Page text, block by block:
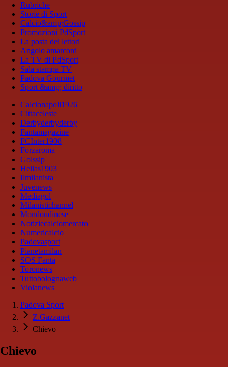
Rubriche
Storie di Sport
Calcio&amp;Gossip
Promozioni PdSport
La posta dei lettori
Angolo amarcord
La TV di PdSport
Sala stampa TV
Padova Gourmet
Sport &amp; diritto
Calcionapoli1926
Cittaceleste
Derbyderbyderby
Fantamagazine
FCInter1908
Forzaroma
Golssip
Hellas1903
Ilmilanista
Juvenews
Mediagol
Milanistichannel
Mondoudinese
Notiziecalciomercato
Numericalcio
Padovasport
Pianetamilan
SOS Fanta
Toronews
Tuttobolognaweb
Violanews
Padova Sport
Z.Gazzanet
Chievo
Chievo